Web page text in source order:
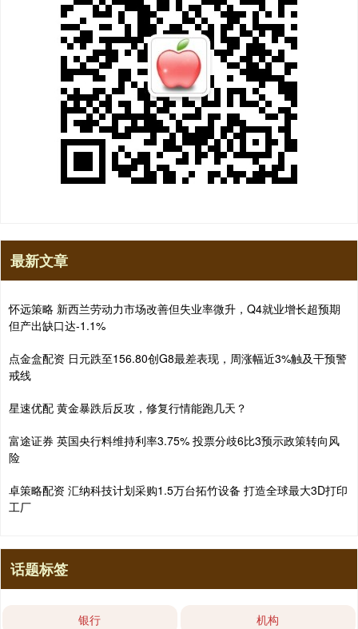
最新文章
怀远策略 新西兰劳动力市场改善但失业率微升，Q4就业增长超预期
但产出缺口达-1.1%
点金盒配资 日元跌至156.80创G8最差表现，周涨幅近3%触及干预警
戒线
星速优配 黄金暴跌后反攻，修复行情能跑几天？
富途证券 英国央行料维持利率3.75% 投票分歧6比3预示政策转向风
险
卓策略配资 汇纳科技计划采购1.5万台拓竹设备 打造全球最大3D打印
工厂
话题标签
银行 机构